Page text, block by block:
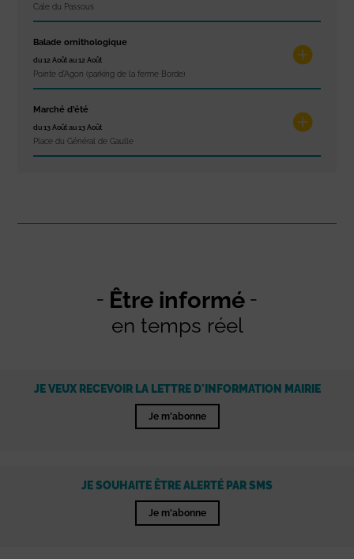
Cale du Passous
Balade ornithologique
du 12 Août au 12 Août
Pointe d'Agon (parking de la ferme Borde)
Marché d’été
du 13 Août au 13 Août
Place du Général de Gaulle
Être informé
en temps réel
JE VEUX RECEVOIR LA LETTRE D'INFORMATION MAIRIE
Je m'abonne
JE SOUHAITE ÊTRE ALERTÉ PAR SMS
Je m'abonne